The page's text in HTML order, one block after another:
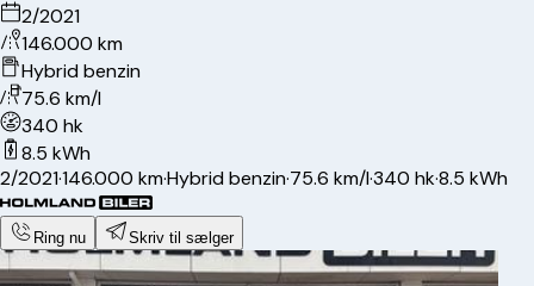
2/2021
146.000 km
Hybrid benzin
75.6 km/l
340 hk
8.5 kWh
2/2021·146.000 km·Hybrid benzin·75.6 km/l·340 hk·8.5 kWh
Ring nu Skriv til sælger